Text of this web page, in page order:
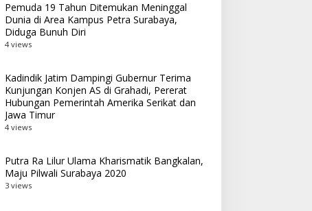
Pemuda 19 Tahun Ditemukan Meninggal
Dunia di Area Kampus Petra Surabaya,
Diduga Bunuh Diri
4 views
Kadindik Jatim Dampingi Gubernur Terima
Kunjungan Konjen AS di Grahadi, Pererat
Hubungan Pemerintah Amerika Serikat dan
Jawa Timur
4 views
Putra Ra Lilur Ulama Kharismatik Bangkalan,
Maju Pilwali Surabaya 2020
3 views